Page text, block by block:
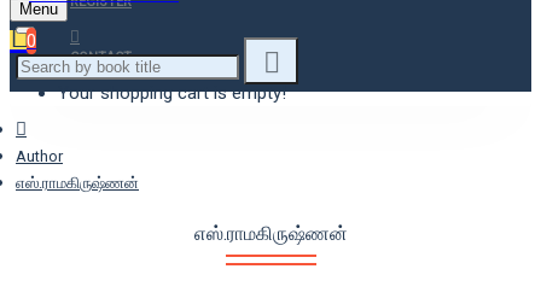
CONTACT
Menu
0
Your shopping cart is empty!
Author
எஸ்.ராமகிருஷ்ணன்
எஸ்.ராமகிருஷ்ணன்